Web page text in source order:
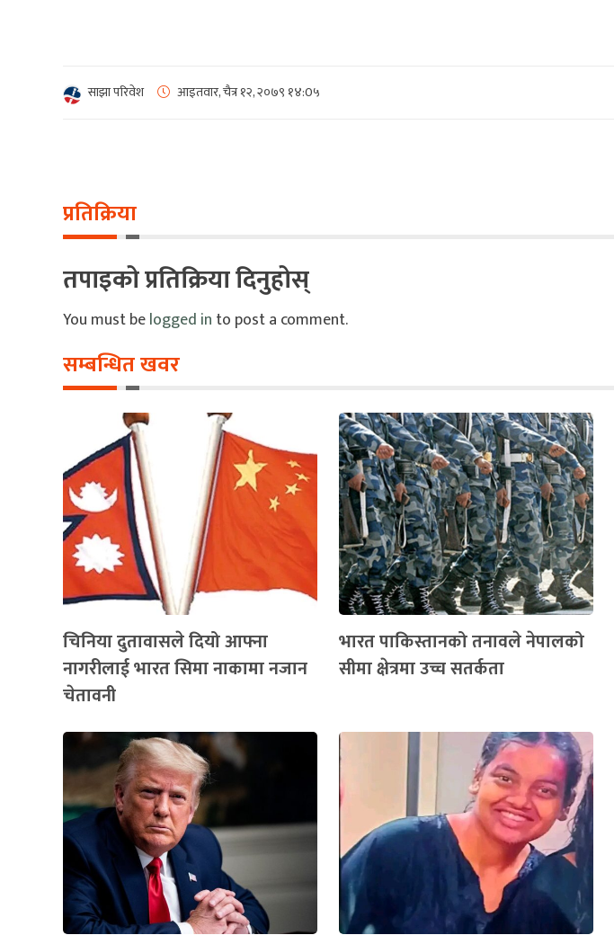
साझा परिवेश आइतवार, चैत्र १२, २०७९ १४:0५
प्रतिक्रिया
तपाइको प्रतिक्रिया दिनुहोस्
You must belogged in to post a comment.
सम्बन्धित खवर
चिनिया दुतावासले दियो आफ्ना
नागरीलाई भारत सिमा नाकामा नजान
चेतावनी
भारत पाकिस्तानको तनावले नेपालको
सीमा क्षेत्रमा उच्च सतर्कता